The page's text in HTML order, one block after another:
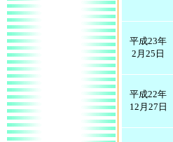
平成23年
2月25日
平成22年
12月27日